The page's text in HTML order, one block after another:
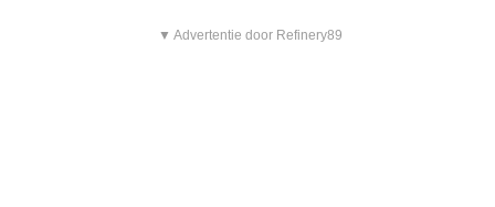
▼ Advertentie door Refinery89